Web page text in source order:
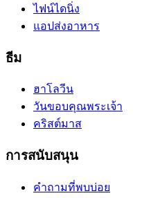
ไฟน์ไดนิ่ง
แอปส่งอาหาร
ธีม
ฮาโลวีน
วันขอบคุณพระเจ้า
คริสต์มาส
การสนับสนุน
คำถามที่พบบ่อย